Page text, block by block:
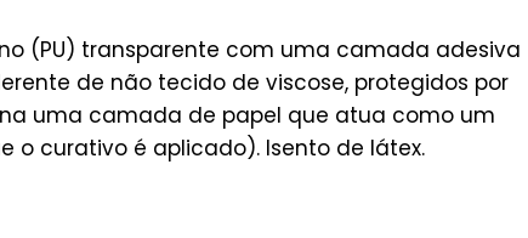
(PU) transparente com uma camada adesiva
de não tecido de viscose, protegidos por
uma camada de papel que atua como um
curativo é aplicado). Isento de látex.